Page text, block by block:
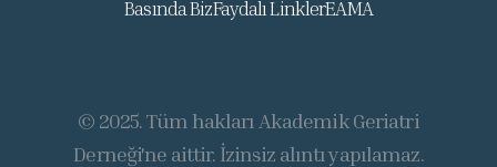
Basında BizFaydalı LinklerEAMA
© 2025. Tüm hakları Akademik Geriatri
Derneği'ne aittir. İzinsiz alıntı yapılamaz.